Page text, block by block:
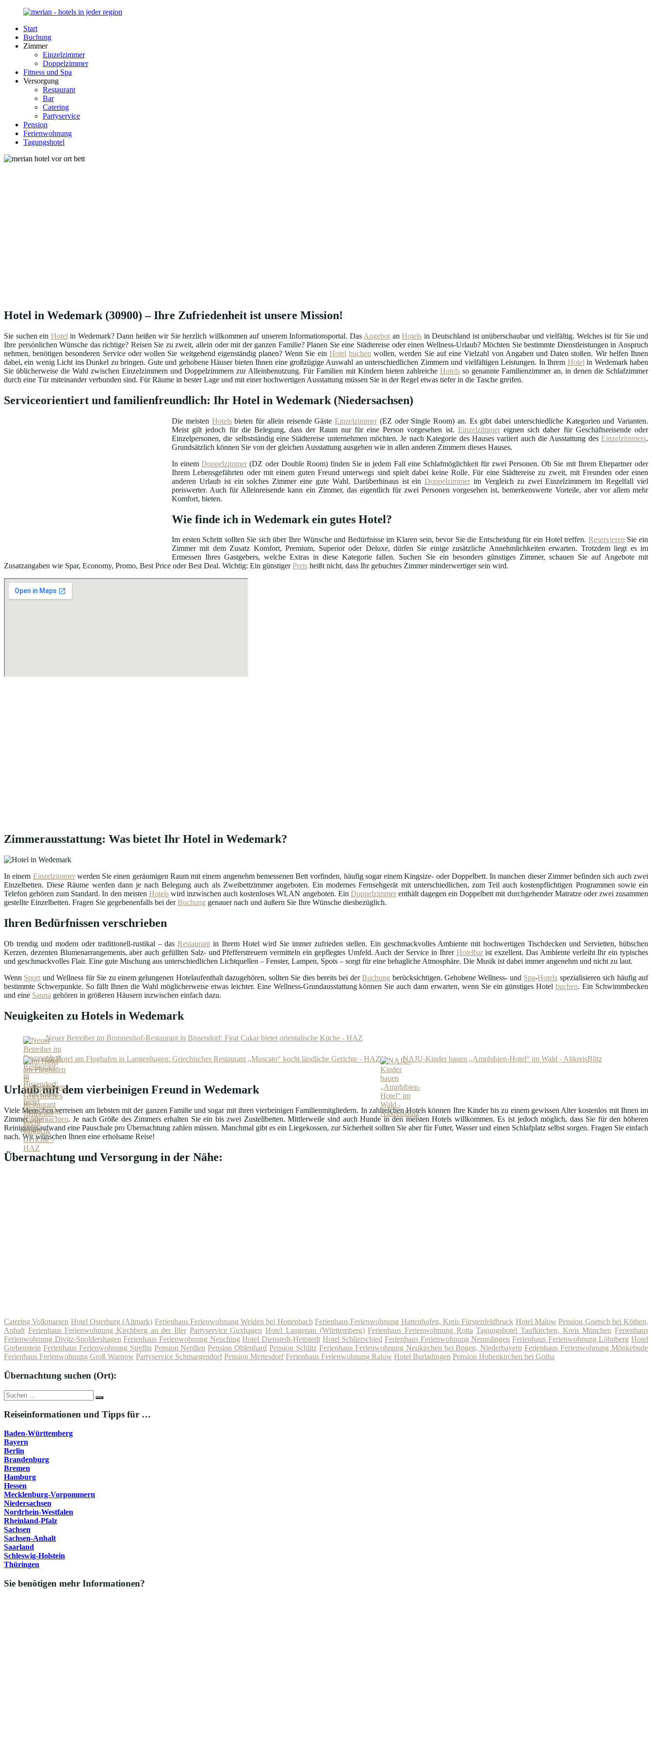
Zurück
Inhalt
Merian-
Hotel.de
Portal
Unterkunft
Deutschland
Start
Buchung
Zimmer
Einzelzimmer
Doppelzimmer
Fitness und Spa
Versorgung
Restaurant
Bar
Catering
Partyservice
Pension
Ferienwohnung
Tagungshotel
Hotel in Wedemark (30900) – Ihre Zufriedenheit ist unsere Mission!
Sie suchen ein Hotel in Wedemark? Dann heißen wir Sie herzlich willkommen auf unserem Informationsportal. Das Angebot anHotels in Deutschland ist unüberschaubar und vielfältig. Welches ist für Sie und
Ihre persönlichen Wünsche das richtige? Reisen Sie zu zweit, allein oder mit der ganzen Familie? Planen Sie eine Städtereise oder einen Wellness-Urlaub? Möchten Sie bestimmte Dienstleistungen in Anspruch
nehmen, benötigen besonderen Service oder wollen Sie weitgehend eigenständig planen? Wenn Sie ein Hotel buchen wollen, werden Sie auf eine Vielzahl von Angaben und Daten stoßen. Wir helfen Ihnen
dabei, ein wenig Licht ins Dunkel zu bringen. Gute und gehobene Häuser bieten Ihnen eine großzügige Auswahl an unterschiedlichen Zimmern und vielfältigen Leistungen. In Ihrem Hotel in Wedemark haben
Sie üblicherweise die Wahl zwischen Einzelzimmern und Doppelzimmern zur Alleinbenutzung. Für Familien mit Kindern bieten zahlreiche Hotelsso genannte Familienzimmer an, in denen die Schlafzimmer
durch eine Tür miteinander verbunden sind. Für Räume in bester Lage und mit einer hochwertigen Ausstattung müssen Sie in der Regel etwas tiefer in die Tasche greifen.
Serviceorientiert und familienfreundlich: Ihr Hotel in Wedemark (Niedersachsen)
Die meisten Hotelsbieten für allein reisende Gäste Einzelzimmer(EZ oder Single Room) an. Es gibt dabei unterschiedliche Kategorien und Varianten.
Meist gilt jedoch für die Belegung, dass der Raum nur für eine Person vorgesehen ist. Einzelzimmereignen sich daher für Geschäftsreisende oder
Einzelpersonen, die selbstständig eine Städtereise unternehmen möchten. Je nach Kategorie des Hauses variiert auch die Ausstattung des Einzelzimmers.
Grundsätzlich können Sie von der gleichen Ausstattung ausgehen wie in allen anderen Zimmern dieses Hauses.
In einemDoppelzimmer(DZ oder Double Room) finden Sie in jedem Fall eine Schlafmöglichkeit für zwei Personen. Ob Sie mit Ihrem Ehepartner oder
Ihrem Lebensgefährten oder mit einem guten Freund unterwegs sind spielt dabei keine Rolle. Für eine Städtereise zu zweit, mit Freunden oder einen
anderen Urlaub ist ein solches Zimmer eine gute Wahl. Darüberhinaus ist einDoppelzimmerim Vergleich zu zwei Einzelzimmern im Regelfall viel
preiswerter. Auch für Alleinreisende kann ein Zimmer, das eigentlich für zwei Personen vorgesehen ist, bemerkenswerte Vorteile, aber vor allem mehr
Komfort, bieten.
Wie finde ich in Wedemark ein gutes Hotel?
Im ersten Schritt sollten Sie sich über Ihre Wünsche und Bedürfnisse im Klaren sein, bevor Sie die Entscheidung für ein Hotel treffen. ReservierenSie ein
Zimmer mit dem Zusatz Komfort, Premium, Superior oder Deluxe, dürfen Sie einige zusätzliche Annehmlichkeiten erwarten. Trotzdem liegt es im
Ermessen Ihres Gastgebers, welche Extras in diese Kategorie fallen. Suchen Sie ein besonders günstiges Zimmer, schauen Sie auf Angebote mit
Zusatzangaben wie Spar, Economy, Promo, Best Price oder Best Deal. Wichtig: Ein günstigerPreis heißt nicht, dass Ihr gebuchtes Zimmer minderwertiger sein wird.
Zimmerausstattung: Was bietet Ihr Hotel in Wedemark?
In einem Einzelzimmerwerden Sie einen geräumigen Raum mit einem angenehm bemessenen Bett vorfinden, häufig sogar einem Kingsize- oder Doppelbett. In manchen dieser Zimmer befinden sich auch zwei
Einzelbetten. Diese Räume werden dann je nach Belegung auch als Zweibettzimmer angeboten. Ein modernes Fernsehgerät mit unterschiedlichen, zum Teil auch kostenpflichtigen Programmen sowie ein
Telefon gehören zum Standard. In den meisten Hotelswird inzwischen auch kostenloses WLAN angeboten. Ein Doppelzimmerenthält dagegen ein Doppelbett mit durchgehender Matratze oder zwei zusammen
gestellte Einzelbetten. Fragen Sie gegebenenfalls bei derBuchung genauer nach und äußern Sie Ihre Wünsche diesbezüglich.
Ihren Bedürfnissen verschrieben
Ob trendig und modern oder traditionell-rustikal – dasRestaurant in Ihrem Hotel wird Sie immer zufrieden stellen. Ein geschmackvolles Ambiente mit hochwertigen Tischdecken und Servietten, hübschen
Kerzen, dezenten Blumenarrangements, aber auch gefüllten Salz- und Pfefferstreuern vermitteln ein gepflegtes Umfeld. Auch der Service in Ihrer Hotelbarist exzellent. Das Ambiente verleiht Ihr ein typisches
und geschmackvolles Flair. Eine gute Mischung aus unterschiedlichen Lichtquellen – Fenster, Lampen, Spots – sorgt für eine behagliche Atmosphäre. Die Musik ist dabei immer angenehm und nicht zu laut.
Wenn Sport und Wellness für Sie zu einem gelungenen Hotelaufenthalt dazugehören, sollten Sie dies bereits bei derBuchung berücksichtigen. Gehobene Wellness- und Spa-Hotels spezialisieren sich häufig auf
bestimmte Schwerpunkte. So fällt Ihnen die Wahl möglicherweise etwas leichter. Eine Wellness-Grundausstattung können Sie auch dann erwarten, wenn Sie ein günstiges Hotelbuchen. Ein Schwimmbecken
und eine Sauna gehören in größeren Häusern inzwischen einfach dazu.
Neuigkeiten zu Hotels in Wedemark
Neuer Betreiber im Brunnenhof-Restaurant in Bissendorf: Firat Cakar bietet orientalische Küche - HAZ
Im Hotel am Flughafen in Langenhagen: Griechisches Restaurant „Muscato“ kocht ländliche Gerichte - HAZ NAJU-Kinder bauen „Amphibien-Hotel“ im Wald - AltkreisBlitz
Urlaub mit dem vierbeinigen Freund in Wedemark
Viele Menschen verreisen am liebsten mit der ganzen Familie und sogar mit ihren vierbeinigen Familienmitgliedern. In zahlreichen Hotels können Ihre Kinder bis zu einem gewissen Alter kostenlos mit Ihnen im
Zimmerübernachten. Je nach Größe des Zimmers erhalten Sie ein bis zwei Zustellbetten. Mittlerweile sind auch Hunde in den meisten Hotels willkommen. Es ist jedoch möglich, dass Sie für den höheren
Reinigungsaufwand eine Pauschale pro Übernachtung zahlen müssen. Manchmal gibt es ein Liegekossen, zur Sicherheit sollten Sie aber für Futter, Wasser und einen Schlafplatz selbst sorgen. Fragen Sie einfach
nach. Wir wünschen Ihnen eine erholsame Reise!
Übernachtung und Versorgung in der Nähe:
Catering Volkmarsen Hotel Osterburg (Altmark) Ferienhaus Ferienwohnung Weiden bei Hottenbach Ferienhaus Ferienwohnung Hattenhofen, Kreis Fürstenfeldbruck Hotel Malow Pension Gnetsch bei Köthen,
Anhalt Ferienhaus Ferienwohnung Kirchberg an der Iller Partyservice Guxhagen Hotel Langenau (Württemberg) Ferienhaus Ferienwohnung Rotta Tagungshotel Taufkirchen, Kreis München Ferienhaus
Ferienwohnung Divitz-Spoldershagen Ferienhaus Ferienwohnung Neuching Hotel Dienstedt-Hettstedt Hotel Schlierschied Ferienhaus Ferienwohnung Nennslingen Ferienhaus Ferienwohnung Löhnberg Hotel
Grebenstein Ferienhaus Ferienwohnung Strellin Pension Nerdlen Pension Ohlenhard Pension Schlitz Ferienhaus Ferienwohnung Neukirchen bei Bogen, Niederbayern Ferienhaus Ferienwohnung Mönkebude
Ferienhaus Ferienwohnung Groß Warnow Partyservice Schmargendorf Pension Mertesdorf Ferienhaus Ferienwohnung Ralow Hotel Burladingen Pension Hohenkirchen bei Gotha
Übernachtung suchen (Ort):
Suche
nach:
Suchen
Reiseinformationen und Tipps für …
Baden-Württemberg
Bayern
Berlin
Brandenburg
Bremen
Hamburg
Hessen
Mecklenburg-Vorpommern
Niedersachsen
Nordrhein-Westfalen
Rheinland-Pfalz
Sachsen
Sachsen-Anhalt
Saarland
Schleswig-Holstein
Thüringen
Sie benötigen mehr Informationen?